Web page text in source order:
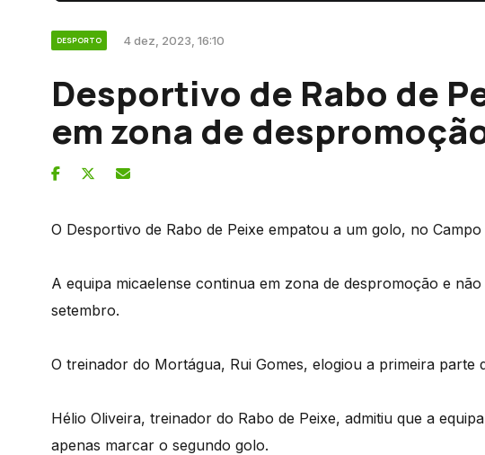
DESPORTO 4 dez, 2023, 16:10
Desportivo de Rabo de
em zona de
O Desportivo de Rabo de Peixe empatou a um golo, no
A equipa micaelense continua em zona de despromoção e
setembro.
O treinador do Mortágua, Rui Gomes, elogiou a primeira parte
Hélio Oliveira, treinador do Rabo de Peixe, admitiu que a
apenas marcar o segundo golo.